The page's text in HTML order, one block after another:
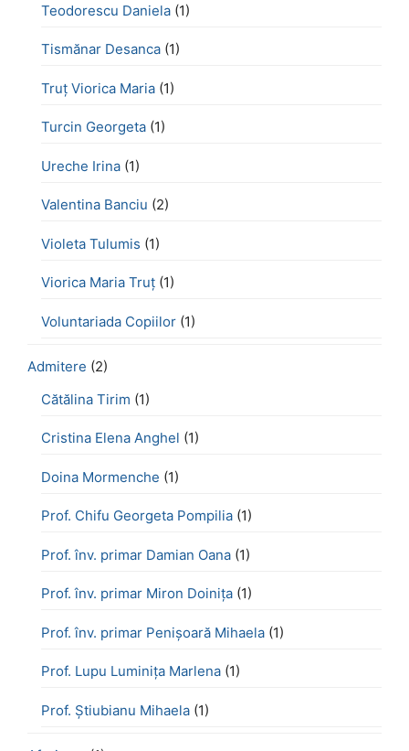
Teodorescu Daniela (1)
Tismănar Desanca (1)
Truț Viorica Maria (1)
Turcin Georgeta (1)
Ureche Irina (1)
Valentina Banciu (2)
Violeta Tulumis (1)
Viorica Maria Truț (1)
Voluntariada Copiilor (1)
Admitere (2)
Cătălina Tirim (1)
Cristina Elena Anghel (1)
Doina Mormenche (1)
Prof. Chifu Georgeta Pompilia (1)
Prof. înv. primar Damian Oana (1)
Prof. înv. primar Miron Doinița (1)
Prof. înv. primar Penișoară Mihaela (1)
Prof. Lupu Luminița Marlena (1)
Prof. Știubianu Mihaela (1)